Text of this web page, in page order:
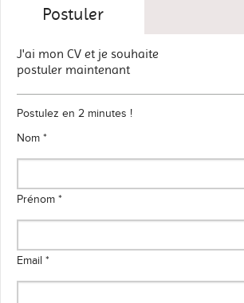
Postuler
J'ai mon CV et je souhaite
postuler maintenant
Postulez en 2 minutes !
Nom *
Prénom *
Email *